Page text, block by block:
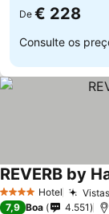
De € 228
Consulte os
4 EstrelasHotel
REVERB by
7,9 Boa 4.551